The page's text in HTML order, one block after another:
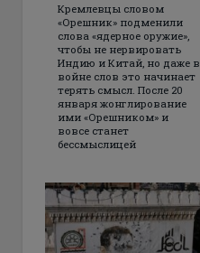
Кремлевцы словом
«Орешник» подменили
слова «ядерное оружие»,
чтобы не нервировать
Индию и Китай, но даже в
войне слов это начинает
терять смысл. После 20
января жонглирование
ими «Орешником» и
вовсе станет
бессмыслицей